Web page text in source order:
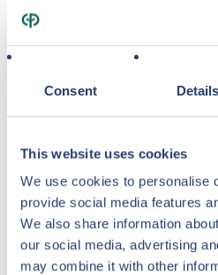
Consent Details
This website uses cookies
We use cookies to personalise
provide social media features
We also share information
our social media, advertising
may combine it with other
Rue
Comment avez-vous été
Abonnez-vous à la